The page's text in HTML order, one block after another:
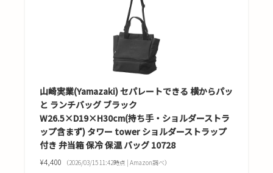
山崎実業(Yamazaki) セパレートできる 横からパッ
と ランチバッグ ブラック
W26.5×D19×H30cm(持ち手・ショルダーストラ
ップ含まず) タワー tower ショルダーストラップ
付き 弁当箱 保冷 保温 バッグ 10728
¥4,400 （2026/03/15 11:42時点 | Amazon調べ）